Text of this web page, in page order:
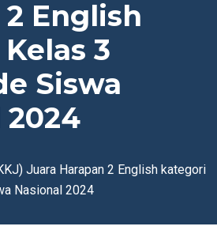
English
3
Siswa
2024
Juara Harapan 2 English kategori
Nasional 2024